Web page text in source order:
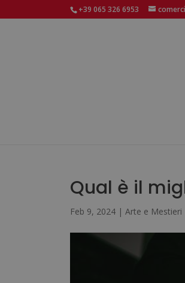
+39 065 326 6953
Qual è il
Feb 9, 2024 | Arte e Mestieri